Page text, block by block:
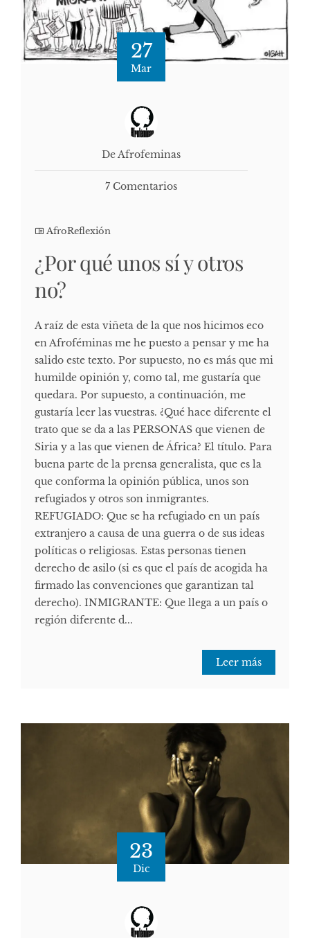
27
Mar
De Afrofeminas
7 Comentarios
AfroReflexión
¿Por qué unos sí y otros
no?
A raíz de esta viñeta de la que nos hicimos eco
en Afroféminas me he puesto a pensar y me ha
salido este texto. Por supuesto, no es más que mi
humilde opinión y, como tal, me gustaría que
quedara. Por supuesto, a continuación, me
gustaría leer las vuestras. ¿Qué hace diferente el
trato que se da a las PERSONAS que vienen de
Siria y a las que vienen de África? El título. Para
buena parte de la prensa generalista, que es la
que conforma la opinión pública, unos son
refugiados y otros son inmigrantes.
REFUGIADO: Que se ha refugiado en un país
extranjero a causa de una guerra o de sus ideas
políticas o religiosas. Estas personas tienen
derecho de asilo (si es que el país de acogida ha
firmado las convenciones que garantizan tal
derecho). INMIGRANTE: Que llega a un país o
región diferente d...
Leer más
23
Dic